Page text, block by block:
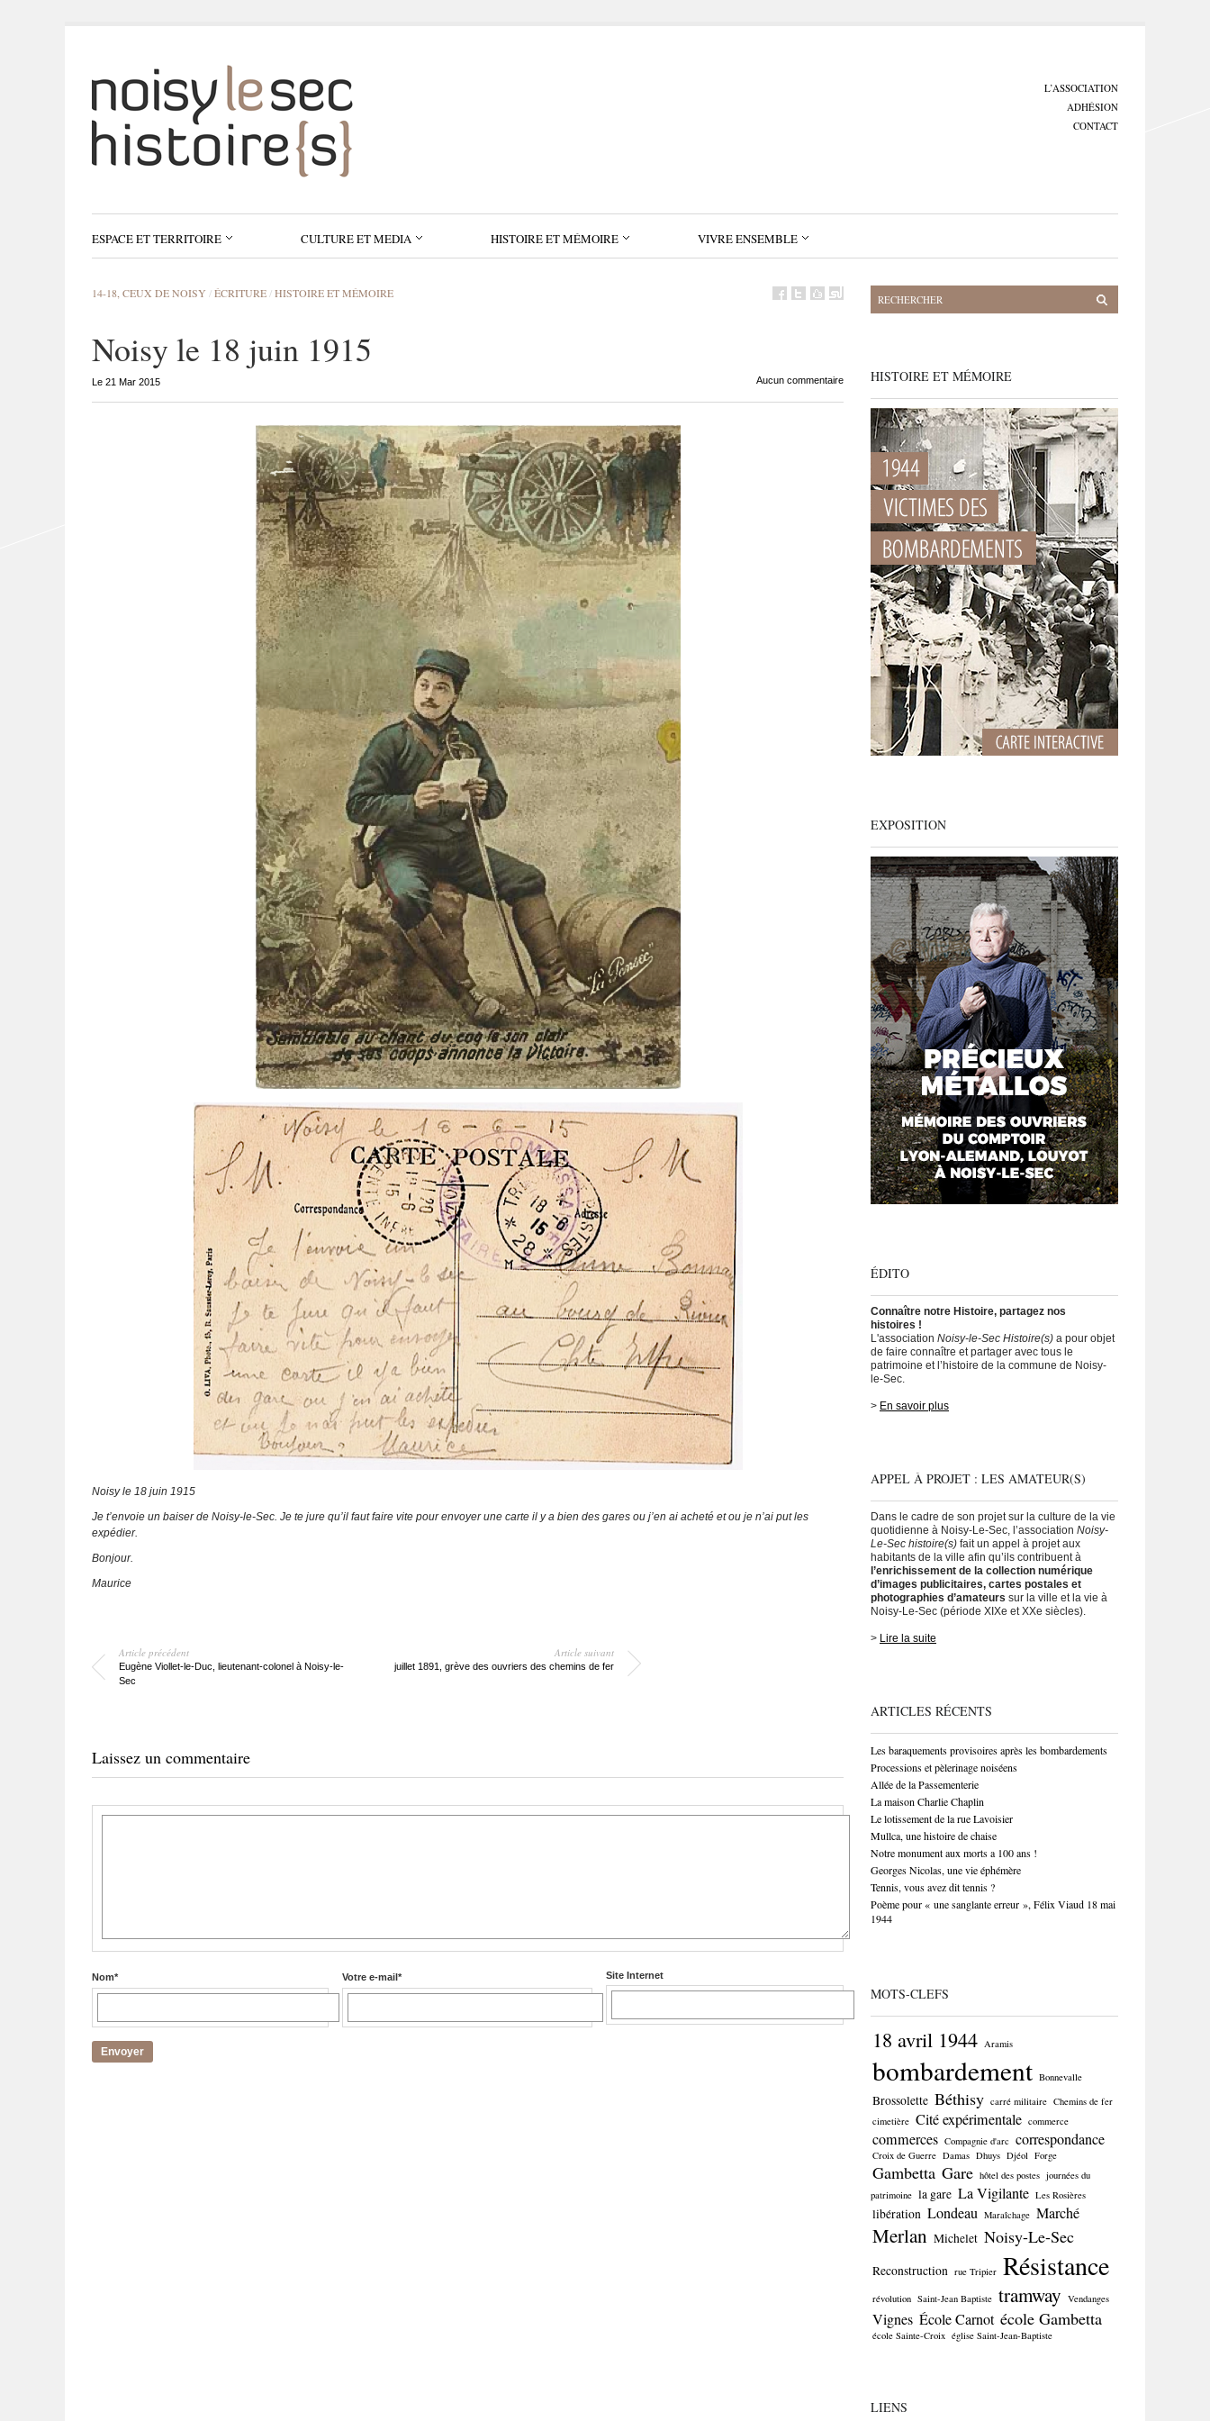
L’ASSOCIATION
ADHÉSION
CONTACT
ESPACE ET TERRITOIRE CULTURE ET MEDIA HISTOIRE ET MÉMOIRE VIVRE ENSEMBLE
14-18, CEUX DE NOISY /ÉCRITURE /HISTOIRE ET MÉMOIRE
Noisy le 18 juin 1915
Le 21 Mar 2015 Aucun commentaire
Noisy le 18 juin 1915
Je t’envoie un baiser de Noisy-le-Sec. Je te jure qu’il faut faire vite pour envoyer une carte il y a bien des gares ou j’en ai acheté et ou je n’ai put les
expédier.
Bonjour.
Maurice
Article précédent
Eugène Viollet-le-Duc, lieutenant-colonel à Noisy-le-
Sec
Article suivant
juillet 1891, grève des ouvriers des chemins de fer
Laissez un commentaire
Nom* Votre e-mail* Site Internet
HISTOIRE ET MÉMOIRE
EXPOSITION
ÉDITO
Connaître notre Histoire, partagez nos
histoires !
L'association Noisy-le-Sec Histoire(s) a pour objet
de faire connaître et partager avec tous le
patrimoine et l’histoire de la commune de Noisy-
le-Sec.
> En savoir plus
APPEL À PROJET : LES AMATEUR(S)
Dans le cadre de son projet sur la culture de la vie
quotidienne à Noisy-Le-Sec, l’association Noisy-
Le-Sec histoire(s) fait un appel à projet aux
habitants de la ville afin qu’ils contribuent à
l’enrichissement de la collection numérique
d’images publicitaires, cartes postales et
photographies d’amateurs sur la ville et la vie à
Noisy-Le-Sec (période XIXe et XXe siècles).
> Lire la suite
ARTICLES RÉCENTS
Les baraquements provisoires après les bombardements
Processions et pèlerinage noiséens
Allée de la Passementerie
La maison Charlie Chaplin
Le lotissement de la rue Lavoisier
Mullca, une histoire de chaise
Notre monument aux morts a 100 ans !
Georges Nicolas, une vie éphémère
Tennis, vous avez dit tennis ?
Poème pour « une sanglante erreur », Félix Viaud 18 mai
1944
MOTS-CLEFS
18 avril 1944 Aramis
bombardement Bonnevalle
Brossolette Béthisy carré militaire Chemins de fer
cimetière Cité expérimentale commerce
commerces Compagnie d'arc correspondance
Croix de Guerre Damas Dhuys Djéol Forge
Gambetta Gare hôtel des postes journées du
patrimoine la gare La Vigilante Les Rosières
libération Londeau Maraîchage Marché
Merlan Michelet Noisy-Le-Sec
Reconstruction rue Tripier Résistance
révolution Saint-Jean Baptiste tramway Vendanges
Vignes École Carnot école Gambetta
école Sainte-Croix église Saint-Jean-Baptiste
LIENS